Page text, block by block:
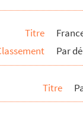
Ewald & Cie
Cie
Titre
Par
Titre